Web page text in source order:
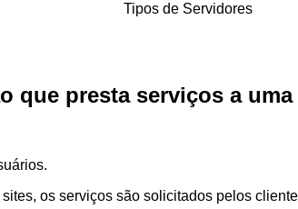
que presta serviços a
os serviços são solicitados pelos